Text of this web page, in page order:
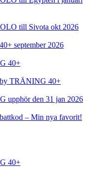
till Sivota okt 2026
september 2026
40+
TRÄNING 40+
upphör den 31 jan 2026
– Min nya favorit!
40+